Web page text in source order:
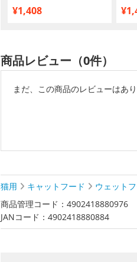
¥1,408
味
商品レビュー（0件）
まだ、この商品のレビューはあり
猫用 キャットフード ウェット
商品管理コード：4902418880976
JANコード：4902418880884